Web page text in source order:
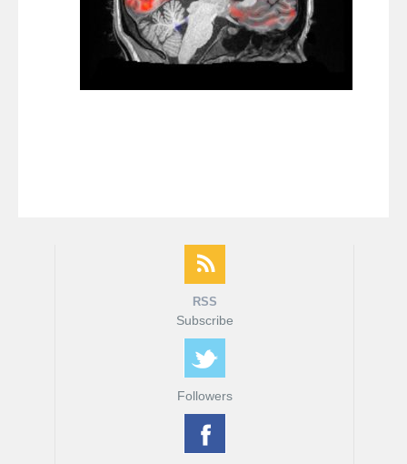
MRI המדריך המלא
RSS
Subscribe
Followers